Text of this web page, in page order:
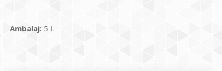
Ambalaj: 5 L